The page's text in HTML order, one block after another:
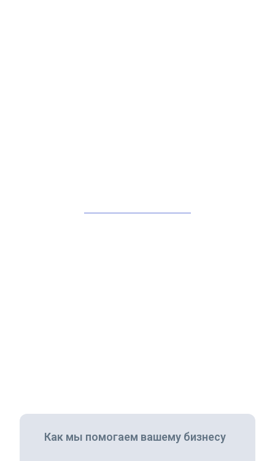
Как мы помогаем вашему бизнесу